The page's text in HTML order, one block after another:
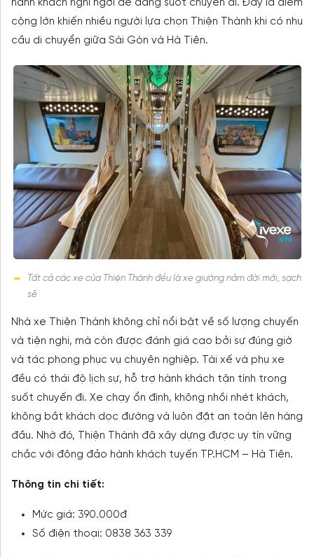
hành khách nghỉ ngơi dễ dàng suốt chuyến đi. Đây là điểm
cộng lớn khiến nhiều người lựa chọn Thiện Thành khi có nhu
cầu di chuyển giữa Sài Gòn và Hà Tiên.
Tất cả các xe của Thiện Thành đều là xe giường nằm đời mới, sạch
sẽ
Nhà xe Thiện Thành không chỉ nổi bật về số lượng chuyến
và tiện nghi, mà còn được đánh giá cao bởi sự đúng giờ
và tác phong phục vụ chuyên nghiệp. Tài xế và phụ xe
đều có thái độ lịch sự, hỗ trợ hành khách tận tình trong
suốt chuyến đi. Xe chạy ổn định, không nhồi nhét khách,
không bắt khách dọc đường và luôn đặt an toàn lên hàng
đầu. Nhờ đó, Thiện Thành đã xây dựng được uy tín vững
chắc với đông đảo hành khách tuyến TP.HCM – Hà Tiên.
Thông tin chi tiết:
Mức giá: 390.000đ
Số điện thoại: 0838 363 339